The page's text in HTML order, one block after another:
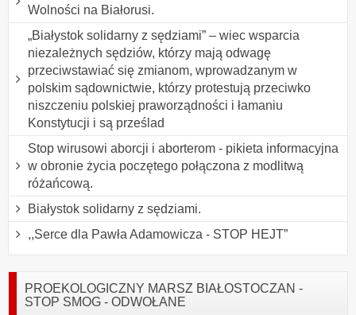
Wolności na Białorusi.
„Białystok solidarny z sędziami” – wiec wsparcia
niezależnych sędziów, którzy mają odwagę
przeciwstawiać się zmianom, wprowadzanym w
polskim sądownictwie, którzy protestują przeciwko
niszczeniu polskiej praworządności i łamaniu
Konstytucji i są prześlad
Stop wirusowi aborcji i aborterom - pikieta informacyjna
w obronie życia poczętego połączona z modlitwą
różańcową.
Białystok solidarny z sędziami.
,,Serce dla Pawła Adamowicza - STOP HEJT”
PROEKOLOGICZNY MARSZ BIAŁOSTOCZAN -
STOP SMOG - ODWOŁANE